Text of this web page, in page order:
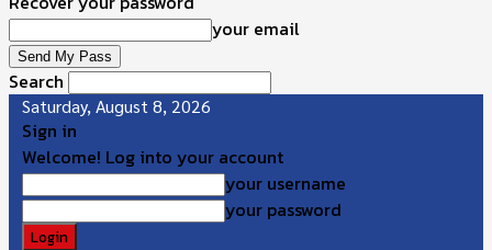
your email
Search
Saturday, August 8, 2026
Sign in
Welcome! Log into your account
your username
your password